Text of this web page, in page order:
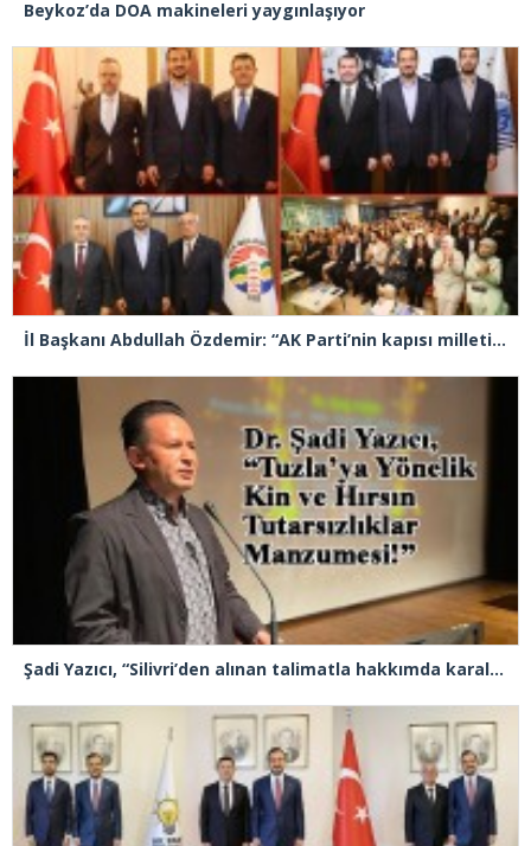
Beykoz’da DOA makineleri yaygınlaşıyor
İl Başkanı Abdullah Özdemir: “AK Parti’nin kapısı milletine hizmet etmek isteyen herkese açıktır”
Şadi Yazıcı, “Silivri’den alınan talimatla hakkımda karalama kampanyası yürütülüyor”